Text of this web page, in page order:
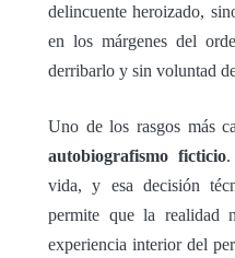
delincuente heroizado,
en los márgenes del
derribarlo y sin voluntad
Uno de los rasgos más
autobiografismo ficticio.
vida, y esa decisión
permite que la realidad
experiencia interior del